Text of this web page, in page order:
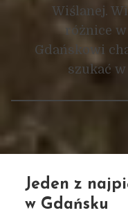
Wiślanej.
różnice
Gdańskowi
szukać
Jeden z
w Gdańsku